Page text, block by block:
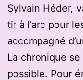
Sylvain Héder,
tir à l’arc pour
accompagné
La chronique
possible. Pour